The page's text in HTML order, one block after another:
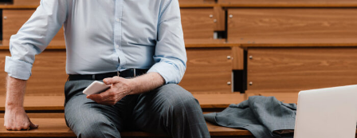
6 JUIN 2016 ADMIN_UACA